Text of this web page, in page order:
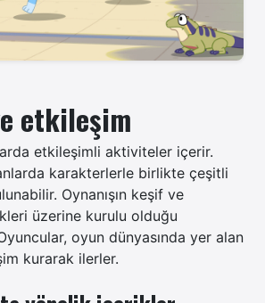
etkileşim
etkileşimli aktiviteler içerir.
karakterlerle birlikte çeşitli
Oynanışın keşif ve
üzerine kurulu olduğu
oyun dünyasında yer alan
kurarak ilerler.